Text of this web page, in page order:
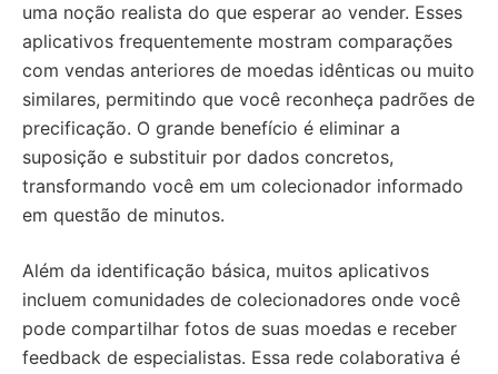
uma noção realista do que esperar ao vender. Esses
aplicativos frequentemente mostram comparações
com vendas anteriores de moedas idênticas ou muito
similares, permitindo que você reconheça padrões de
precificação. O grande benefício é eliminar a
suposição e substituir por dados concretos,
transformando você em um colecionador informado
em questão de minutos.
Além da identificação básica, muitos aplicativos
incluem comunidades de colecionadores onde você
pode compartilhar fotos de suas moedas e receber
feedback de especialistas. Essa rede colaborativa é